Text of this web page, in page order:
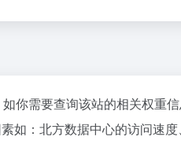
你需要查询该站的相关权重
如：北方数据中心的访问速